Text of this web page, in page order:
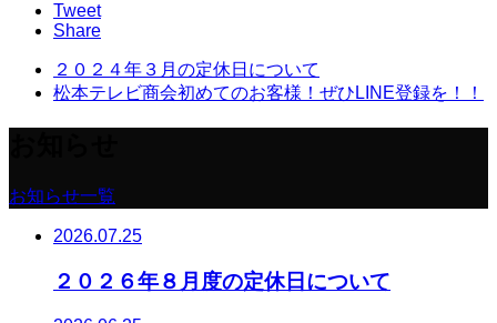
Tweet
Share
２０２４年３月の定休日について
松本テレビ商会初めてのお客様！ぜひLINE登録を！！
お知らせ一覧
2026.07.25
２０２６年８月度の定休日について